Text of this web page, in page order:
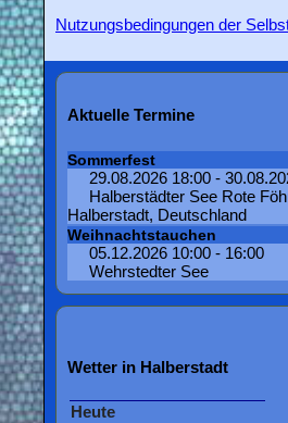
Nutzungsbedingungen der
Aktuelle Termine
Sommerfest
29.08.2026 18:00 -
Halberstädter See Rote
Halberstadt, Deutschland
Weihnachtstauchen
05.12.2026 10:00 - 16:00
Wehrstedter See
Wetter in Halberstadt
Heute